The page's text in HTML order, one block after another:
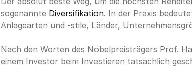
sogenannte Diversifikation. In der Praxis
Anlagearten und -stile, Länder,
Nach den Worten des Nobelpreisträgers Prof.
einem Investor beim Investieren tatsächlich